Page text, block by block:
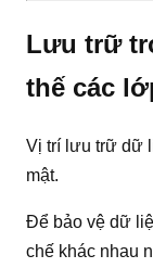
Lưu trữ
thế các
Vị trí lưu trữ dữ
mật.
Để bảo vệ dữ
chế khác nhau